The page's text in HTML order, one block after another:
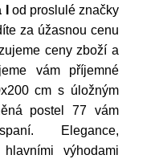
od proslulé značky
za úžasnou cenu
ceny zboží a
vám příjemné
cm s úložným
postel 77 vám
Elegance,
výhodami